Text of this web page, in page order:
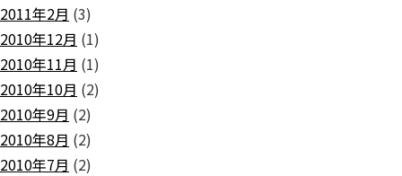
2011年2月 (3)
2010年12月 (1)
2010年11月 (1)
2010年10月 (2)
2010年9月 (2)
2010年8月 (2)
2010年7月 (2)